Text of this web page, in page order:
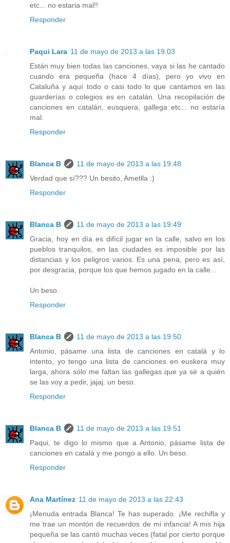
etc... no estaria mal!!
Responder
Paqui Lara 11 de mayo de 2013 a las 19:03
Están muy bien todas las canciones, vaya si las he cantado
cuando era pequeña (hace 4 días), pero yo vivo en
Cataluña y aquí todo o casi todo lo que cantamos en las
guarderías o colegios es en catalán. Una recopilación de
canciones en catalán, eusquera, gallega etc... no estaría
mal.
Responder
Blanca B
11 de mayo de 2013 a las 19:48
Verdad que sí??? Un besito, Ametlla :)
Responder
Blanca B
11 de mayo de 2013 a las 19:49
Gracia, hoy en día es difícil jugar en la calle, salvo en los
pueblos tranquilos, en las ciudades es imposible por las
distancias y los peligros varios. Es una pena, pero es así,
por desgracia, porque los que hemos jugado en la calle...
Un beso.
Responder
Blanca B
11 de mayo de 2013 a las 19:50
Antonio, pásame una lista de canciones en catalá y lo
intento, yo tengo una lista de canciones en euskera muy
larga, ahora sólo me faltan las gallegas que ya sé a quién
se las voy a pedir, jajaj. un beso.
Responder
Blanca B
11 de mayo de 2013 a las 19:51
Paqui, te digo lo mismo que a Antonio, pásame lista de
canciones en catalá y me pongo a ello. Un beso.
Responder
Ana Martínez 11 de mayo de 2013 a las 22:43
¡Menuda entrada Blanca! Te has superado. ¡Me rechifla y
me trae un montón de recuerdos de mi infancia! A mis hija
pequeña se las cantó muchas veces (fatal por cierto porque